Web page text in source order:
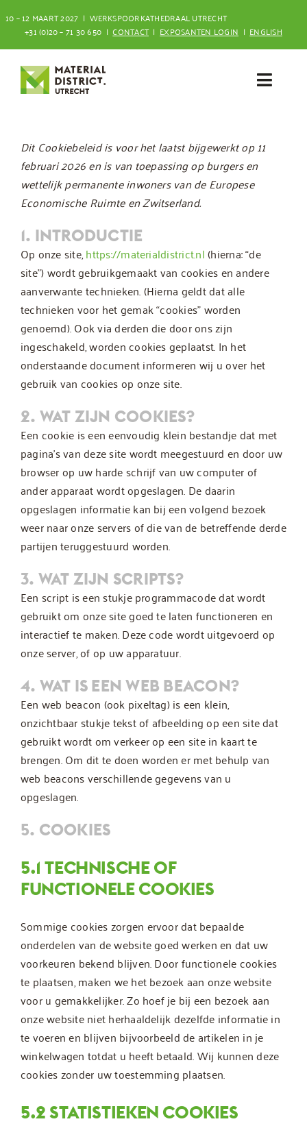
naar
inhoud
10 – 12 MAART 2027 | WERKSPOORKATHEDRAAL UTRECHT
+31 (0)20 – 71 30 650 | CONTACT| EXPOSANTEN LOGIN | ENGLISH
Deelnemen
Dit Cookiebeleid is voor het laatst bijgewerkt op 11
februari 2026 en is van toepassing op burgers en
wettelijk permanente inwoners van de Europese
Economische Ruimte en Zwitserland.
1. INTRODUCTIE
Op onze site,https://materialdistrict.nl(hierna: “de
site”) wordt gebruikgemaakt van cookies en andere
aanverwante technieken. (Hierna geldt dat alle
technieken voor het gemak “cookies” worden
genoemd). Ook via derden die door ons zijn
ingeschakeld, worden cookies geplaatst. In het
onderstaande document informeren wij u over het
gebruik van cookies op onze site.
2. WAT ZIJN COOKIES?
Een cookie is een eenvoudig klein bestandje dat met
pagina’s van deze site wordt meegestuurd en door uw
browser op uw harde schrijf van uw computer of
ander apparaat wordt opgeslagen. De daarin
opgeslagen informatie kan bij een volgend bezoek
weer naar onze servers of die van de betreffende derde
partijen teruggestuurd worden.
3. WAT ZIJN SCRIPTS?
Een script is een stukje programmacode dat wordt
gebruikt om onze site goed te laten functioneren en
interactief te maken. Deze code wordt uitgevoerd op
onze server, of op uw apparatuur.
4. WAT IS EEN WEB BEACON?
Een web beacon (ook pixeltag) is een klein,
onzichtbaar stukje tekst of afbeelding op een site dat
gebruikt wordt om verkeer op een site in kaart te
brengen. Om dit te doen worden er met behulp van
web beacons verschillende gegevens van u
opgeslagen.
5. COOKIES
5.1 TECHNISCHE OF
FUNCTIONELE COOKIES
Sommige cookies zorgen ervoor dat bepaalde
onderdelen van de website goed werken en dat uw
voorkeuren bekend blijven. Door functionele cookies
te plaatsen, maken we het bezoek aan onze website
voor u gemakkelijker. Zo hoef je bij een bezoek aan
onze website niet herhaaldelijk dezelfde informatie in
te voeren en blijven bijvoorbeeld de artikelen in je
winkelwagen totdat u heeft betaald. Wij kunnen deze
cookies zonder uw toestemming plaatsen.
5.2 STATISTIEKEN COOKIES